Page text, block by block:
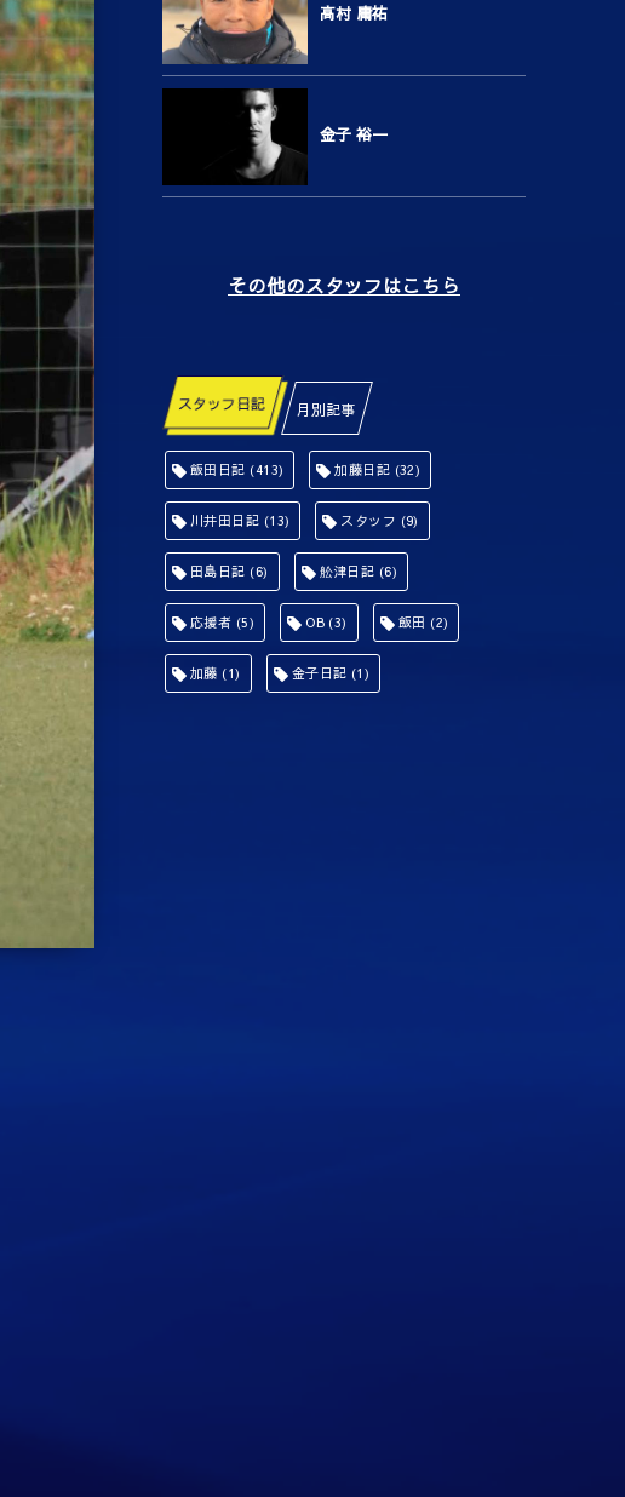
高村 庸祐
金子 裕一
その他のスタッフはこちら
スタッフ日記 月別記事
飯田日記 (413) 加藤日記 (32)
川井田日記 (13) スタッフ (9)
田島日記 (6) 舩津日記 (6)
応援者 (5) OB(3) 飯田 (2)
加藤 (1) 金子日記 (1)